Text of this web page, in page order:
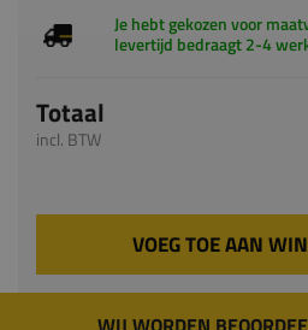
Totaal
incl. BTW
WIJ WORDEN